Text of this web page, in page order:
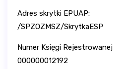
Adres skrytki EPUAP:
/SPZOZMSZ/SkrytkaESP
Numer Księgi Rejestrowanej
000000012192